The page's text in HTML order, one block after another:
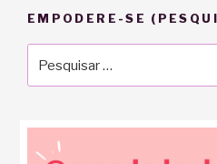
EMPODERE-SE